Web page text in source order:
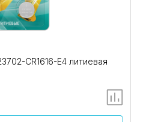
CR1616-E4 литиевая